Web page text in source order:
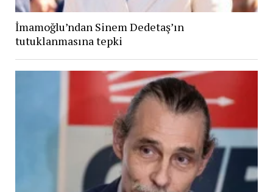
İmamoğlu’ndan Sinem Dedetaş’ın
tutuklanmasına tepki